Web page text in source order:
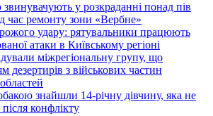
у розкраданні понад пів
час ремонту зони «Вербне»
удару: рятувальники працюють
атаки в Київському регіоні
міжрегіональну групу, що
дезертирів з військових частин
знайшли 14-річну дівчину, яка не
конфлікту